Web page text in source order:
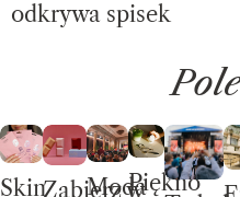
odkrywa spisek
SkinZabierz w
ModaPiękno